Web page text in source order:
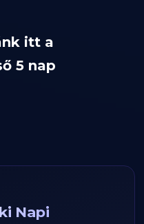
itt a
5 nap
Napi